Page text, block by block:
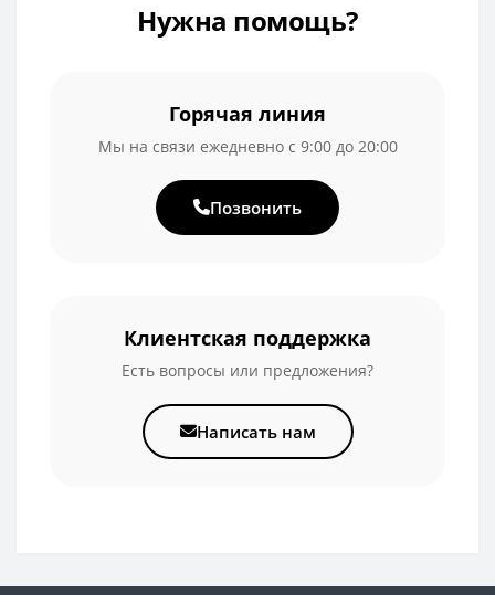
Нужна помощь?
Горячая линия
Мы на связи ежедневно с 9:00 до 20:00
Позвонить
Клиентская поддержка
Есть вопросы или предложения?
Написать нам